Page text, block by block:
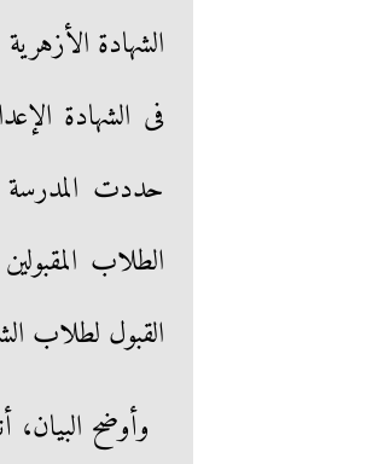
الطلاب
القبول لطلاب
وأوضح البيان،